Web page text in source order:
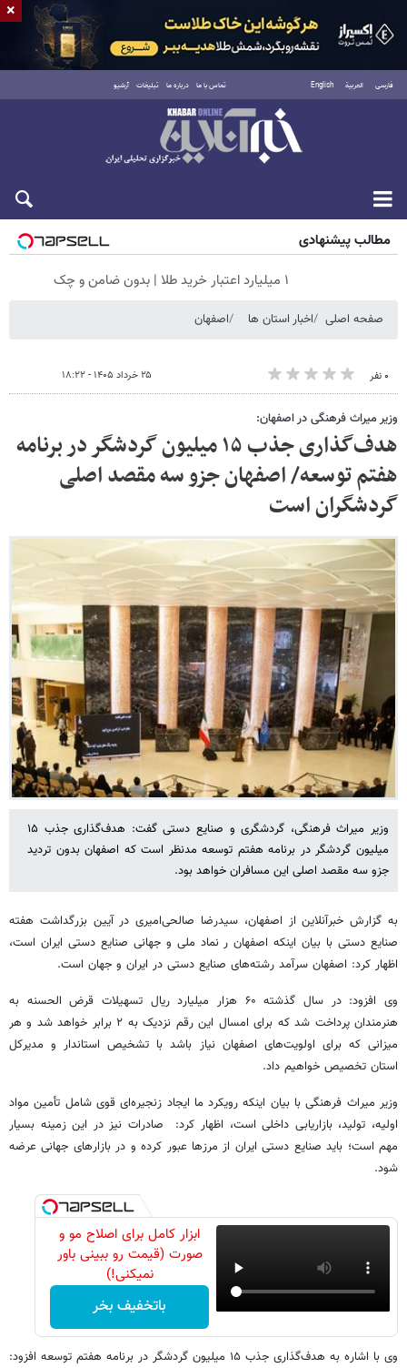
فارسی العربية English تماس با ما درباره ما تبلیغات آرشیو
جمعه ۱۶ مرداد ۱۴۰۵
مطالب پیشنهادی
۱ میلیارد اعتبار خرید طلا | بدون ضامن و چک
صفحه اصلی اخبار استان ها اصفهان
۰ نفر ۲۵ خرداد ۱۴۰۵ - ۱۸:۲۲
وزیر میراث فرهنگی در اصفهان:
هدف‌گذاری جذب ۱۵ میلیون گردشگر در برنامه
هفتم توسعه/ اصفهان جزو سه مقصد اصلی
گردشگران است
وزیر میراث فرهنگی، گردشگری و صنایع دستی گفت: هدف‌گذاری جذب ۱۵
میلیون گردشگر در برنامه هفتم توسعه مدنظر است که اصفهان بدون تردید
جزو سه مقصد اصلی این مسافران خواهد بود.
به گزارش خبرآنلاین از اصفهان، سیدرضا صالحی‌امیری در آیین بزرگداشت هفته
صنایع دستی با بیان اینکه اصفهان ر نماد ملی و جهانی صنایع دستی ایران است،
اظهار کرد: اصفهان سرآمد رشته‌های صنایع دستی در ایران و جهان است.
وی افزود: در سال گذشته ۶۰ هزار میلیارد ریال تسهیلات قرض الحسنه به
هنرمندان پرداخت شد که برای امسال این رقم نزدیک به ۲ برابر خواهد شد و هر
میزانی که برای اولویت‌های اصفهان نیاز باشد با تشخیص استاندار و مدیرکل
استان تخصیص خواهیم داد.
وزیر میراث فرهنگی با بیان اینکه رویکرد ما ایجاد زنجیره‌ای قوی شامل تأمین مواد
اولیه، تولید، بازاریابی داخلی است، اظهار کرد: صادرات نیز در این زمینه بسیار
مهم است؛ باید صنایع دستی ایران از مرزها عبور کرده و در بازارهای جهانی عرضه
شود.
ابزار کامل برای اصلاح مو و
صورت (قیمت رو ببینی باور
نمیکنی!)
باتخفیف بخر
وی با اشاره به هدف‌گذاری جذب ۱۵ میلیون گردشگر در برنامه هفتم توسعه افزود:
×